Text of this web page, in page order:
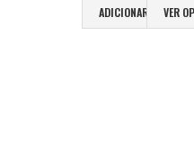
ADICIONAR VER